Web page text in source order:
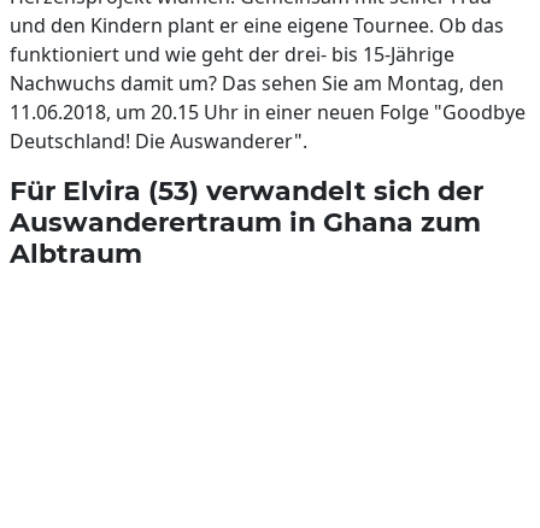
und den Kindern plant er eine eigene Tournee. Ob das
funktioniert und wie geht der drei- bis 15-Jährige
Nachwuchs damit um? Das sehen Sie am Montag, den
11.06.2018, um 20.15 Uhr in einer neuen Folge "Goodbye
Deutschland! Die Auswanderer".
Für Elvira (53) verwandelt sich der
Auswanderertraum in Ghana zum
Albtraum